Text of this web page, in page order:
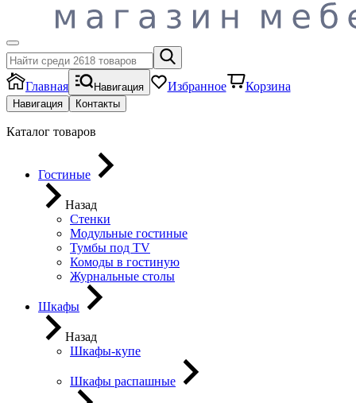
Главная Навигация Избранное Корзина
Навигация Контакты
Каталог товаров
Гостиные
Назад
Стенки
Модульные гостиные
Тумбы под ТV
Комоды в гостиную
Журнальные столы
Шкафы
Назад
Шкафы-купе
Шкафы распашные